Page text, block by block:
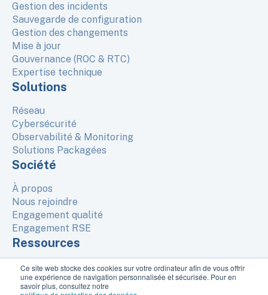
Ce site web stocke des cookies sur votre ordinateur afin de vous offrir
une expérience de navigation personnalisée et sécurisée. Pour en
savoir plus, consultez notre
Gestion des incidents
Sauvegarde de configuration
Gestion des changements
Mise à jour
Gouvernance (ROC & RTC)
Expertise technique
Solutions
Réseau
Cybersécurité
Observabilité & Monitoring
Solutions Packagées
Société
À propos
Nous rejoindre
Engagement qualité
Engagement RSE
Ressources
© Copyright 2026, Interdata